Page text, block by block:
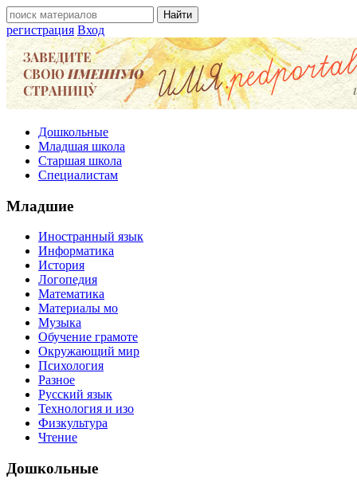
регистрация Вход
Дошкольные
Младшая школа
Старшая школа
Специалистам
Младшие
Иностранный язык
Информатика
История
Логопедия
Математика
Материалы мо
Музыка
Обучение грамоте
Окружающий мир
Психология
Разное
Русский язык
Технология и изо
Физкультура
Чтение
Дошкольные